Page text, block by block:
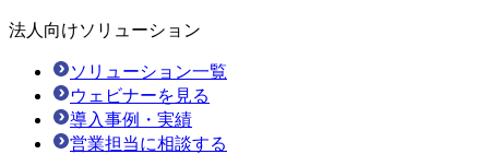
法人向けソリューション
ソリューション一覧
ウェビナーを見る
導入事例・実績
営業担当に相談する